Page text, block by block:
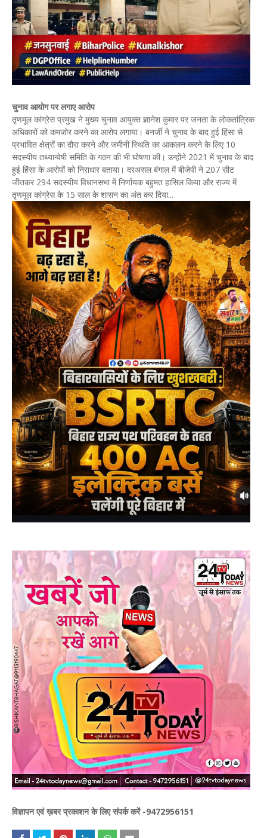
चुनाव आयोग पर लगाए आरोप
तृणमूल कांग्रेस प्रमुख ने मुख्य चुनाव आयुक्त ज्ञानेश कुमार पर जनता के लोकतांत्रिक
अधिकारों को कमजोर करने का आरोप लगाया। बनर्जी ने चुनाव के बाद हुई हिंसा से
प्रभावित क्षेत्रों का दौरा करने और जमीनी स्थिति का आकलन करने के लिए 10
सदस्यीय तथ्यान्वेषी समिति के गठन की भी घोषणा की। उन्होंने 2021 में चुनाव के बाद
हुई हिंसा के आरोपों को निराधार बताया। दरअसल बंगाल में बीजेपी ने 207 सीट
जीतकर 294 सदस्यीय विधानसभा में निर्णायक बहुमत हासिल किया और राज्य में
तृणमूल कांग्रेस के 15 साल के शासन का अंत कर दिया...
विज्ञापन एवं ख़बर प्रकाशन के लिए संपर्क करें -9472956151